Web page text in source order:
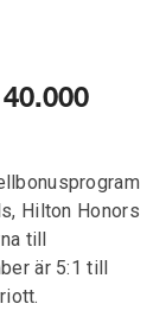
Hilton Honors
till
är 5:1 till